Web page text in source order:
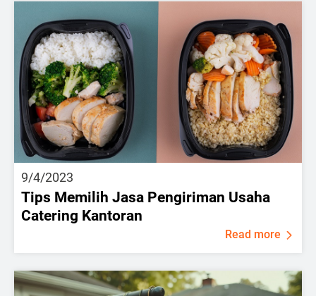
9/4/2023
Tips Memilih Jasa Pengiriman Usaha
Catering Kantoran
Read more